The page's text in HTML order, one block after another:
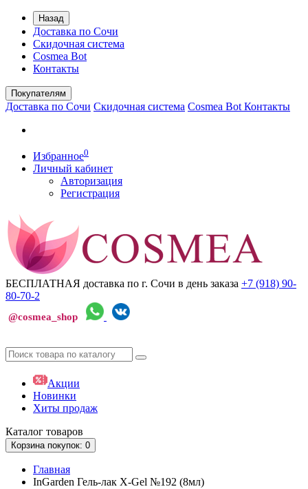
Назад
Доставка по Сочи
Скидочная система
Cosmea Bot
Контакты
Покупателям
Доставка по Сочи Скидочная система Cosmea Bot Контакты
Избранное0
Личный кабинет
Авторизация
Регистрация
БЕСПЛАТНАЯ доставка по г. Сочи в день заказа +7 (918) 90-
80-70-2
@cosmea_shop
Акции
Новинки
Хиты продаж
Каталог товаров
Корзинапокупок: 0
Главная
InGarden Гель-лак X-Gel №192 (8мл)